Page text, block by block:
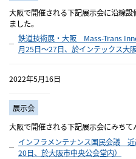
大阪で開催される下記展示会に沿線
ました。
鉄道技術展・大阪 Mass-Trans
月25日～27日、於インテックス大阪
2022年5月16日
展示会
大阪で開催される下記展示会にみちて
インフラメンテナンス国民会議
20日、於大阪市中央公会堂内）